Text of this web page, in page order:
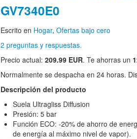
GV7340E0
Escrito en Hogar, Ofertas bajo cero
2 preguntas y respuestas.
Precio actual: 209.99 EUR. Te ahorras un
Normalmente se despacha en 24 horas.
Descripción del producto
Suela Ultragliss Diffusion
Presión: 5 bar
Función ECO: -20% de ahorro de
de energía al máximo nivel de vapor).